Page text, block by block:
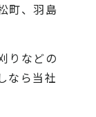
町、羽島
りなどの
なら当社